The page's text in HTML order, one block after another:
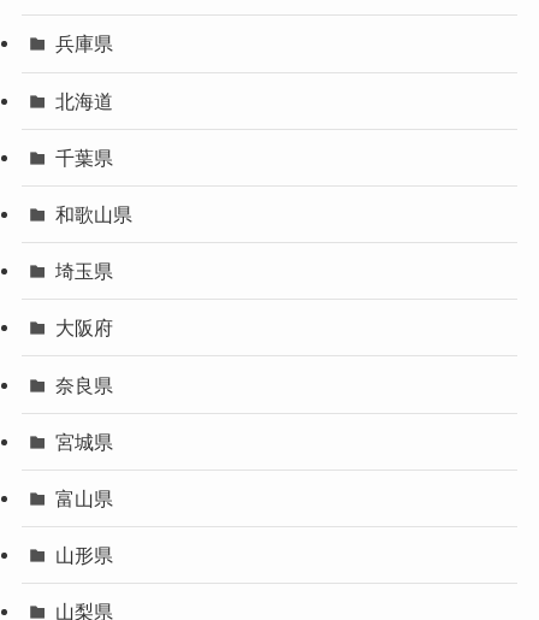
兵庫県
北海道
千葉県
和歌山県
埼玉県
大阪府
奈良県
宮城県
富山県
山形県
山梨県